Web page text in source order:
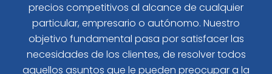
precios competitivos al alcance de cualquier
particular, empresario o autónomo. Nuestro
objetivo fundamental pasa por satisfacer las
necesidades de los clientes, de resolver todos
aquellos asuntos que le pueden preocupar a la